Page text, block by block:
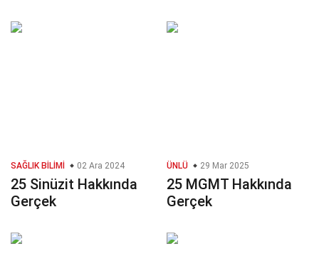
SAĞLIK BILIMI 02 Ara 2024
25 Sinüzit Hakkında
Gerçek
ÜNLÜ 29 Mar 2025
25 MGMT Hakkında
Gerçek